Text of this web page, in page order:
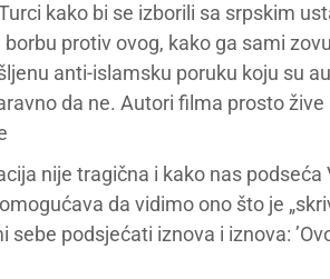
kako bi se izborili sa srpskim
protiv ovog, kako ga sami
anti-islamsku poruku koju su
da ne. Autori filma prosto
nije tragična i kako nas
da vidimo ono što je
podsjećati iznova i iznova: ’Ovo